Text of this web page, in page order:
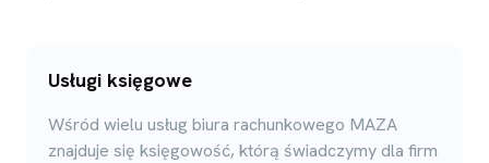
Usługi księgowe
Wśród wielu usług biura rachunkowego MAZA
znajduje się księgowość, którą świadczymy dla firm